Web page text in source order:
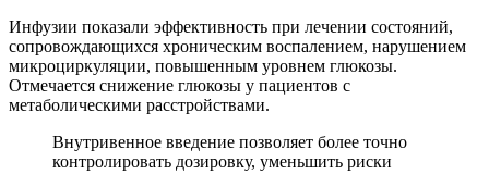
Инфузии показали эффективность при лечении состояний,
сопровождающихся хроническим воспалением, нарушением
микроциркуляции, повышенным уровнем глюкозы.
Отмечается снижение глюкозы у пациентов с
метаболическими расстройствами.
Внутривенное введение позволяет более точно
контролировать дозировку, уменьшить риски